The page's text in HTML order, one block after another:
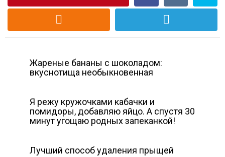
Жареные бананы с шоколадом:
вкуснотища необыкновенная
Я режу кружочками кабачки и
помидоры, добавляю яйцо. А спустя 30
минут угощаю родных запеканкой!
Лучший способ удаления прыщей